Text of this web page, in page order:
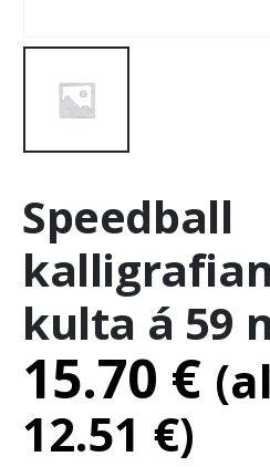
Speedball
kulta á 59
15.70 €
12.51 €)